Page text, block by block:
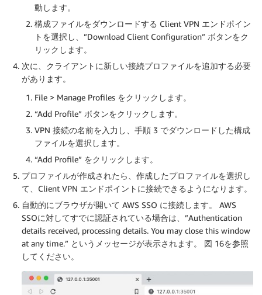
動します。
構成ファイルをダウンロードする Client VPN エンドポイン
トを選択し、”Download Client Configuration” ボタンをク
リックします。
次に、クライアントに新しい接続プロファイルを追加する必要
があります。
File > Manage Profiles をクリックします。
“Add Profile” ボタンをクリックします。
VPN 接続の名前を入力し、手順 3 でダウンロードした構成
ファイルを選択します。
“Add Profile” をクリックします。
プロファイルが作成されたら、作成したプロファイルを選択し
て、Client VPN エンドポイントに接続できるようになります。
自動的にブラウザが開いて AWS SSO に接続します。 AWS
SSOに対してすでに認証されている場合は、”Authentication
details received, processing details. You may close this window
at any time.” というメッセージが表示されます。 図 16を参照
してください。